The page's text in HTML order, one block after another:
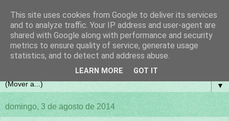
▼
domingo, 3 de agosto de 2014
This site uses cookies from Google to deliver its services
and to analyze traffic. Your IP address and user-agent are
shared with Google along with performance and security
metrics to ensure quality of service, generate usage
statistics, and to detect and address abuse.
LEARN MORE GOT IT